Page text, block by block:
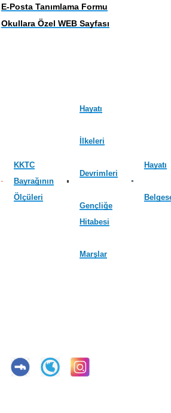
E-Posta Tanımlama Formu
Okullara Özel WEB Sayfası
KKTC
Bayrağının
Ölçüleri
Hayatı
İlkeleri
Devrimleri
Gençliğe
Hitabesi
Marşlar
Hayatı